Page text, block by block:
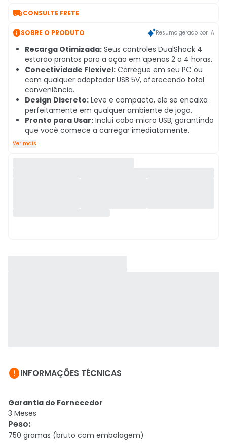
CONSULTE FRETE
SOBRE O PRODUTO Resumo gerado por IA
Recarga Otimizada: Seus controles DualShock 4
estarão prontos para a ação em apenas 2 a 4 horas.
Conectividade Flexível: Carregue em seu PC ou
com qualquer adaptador USB 5V, oferecendo total
conveniência.
Design Discreto: Leve e compacto, ele se encaixa
perfeitamente em qualquer ambiente de jogo.
Pronto para Usar: Inclui cabo micro USB, garantindo
que você comece a carregar imediatamente.
Ver mais
INFORMAÇÕES TÉCNICAS
Garantia do Fornecedor
3 Meses
Peso:
750 gramas (bruto com embalagem)